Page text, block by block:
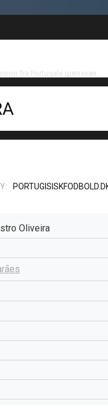
fra Portugals grønsvær
Oliveira